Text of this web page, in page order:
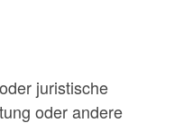
juristische
oder andere